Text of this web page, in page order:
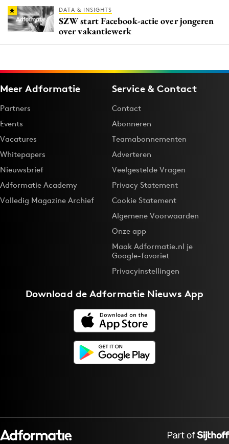
DATA & INSIGHTS
SZW start Facebook-actie over jongeren
over vakantiewerk
Meer Adformatie
Partners
Events
Vacatures
Whitepapers
Nieuwsbrief
Adformatie Academy
Volledig Magazine Archief
Service & Contact
Contact
Abonneren
Teamabonnementen
Adverteren
Veelgestelde Vragen
Privacy Statement
Cookie Statement
Algemene Voorwaarden
Onze app
Maak Adformatie.nl je
Google-favoriet
Privacyinstellingen
Download deAdformatie Nieuws App